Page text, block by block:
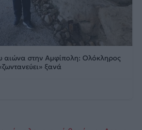
αιώνα στην Αμφίπολη: Ολόκληρος
ξανά